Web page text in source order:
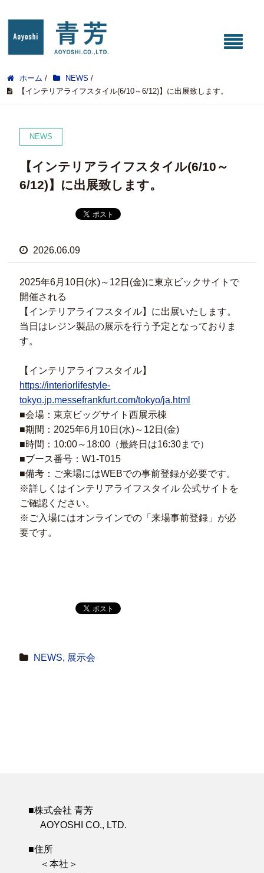
ホーム / NEWS /
【インテリアライフスタイル(6/10～6/12)】に出展致します。
NEWS
【インテリアライフスタイル(6/10～
6/12)】に出展致します。
2026.06.09
2025年6月10日(水)～12日(金)に東京ビックサイトで
開催される
【インテリアライフスタイル】に出展いたします。
当日はレジン製品の展示を行う予定となっておりま
す。
【インテリアライフスタイル】
https://interiorlifestyle-
tokyo.jp.messefrankfurt.com/tokyo/ja.html
■会場：東京ビッグサイト西展示棟
■期間：2025年6月10日(水)～12日(金)
■時間：10:00～18:00（最終日は16:30まで）
■ブース番号：W1-T015
■備考：ご来場にはWEBでの事前登録が必要です。
※詳しくはインテリアライフスタイル 公式サイトを
ご確認ください。
※ご入場にはオンラインでの「来場事前登録」が必
要です。
NEWS, 展示会
■株式会社 青芳
AOYOSHI CO., LTD.
■住所
＜本社＞